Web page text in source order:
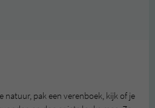
natuur, pak een verenboek, kijk of je